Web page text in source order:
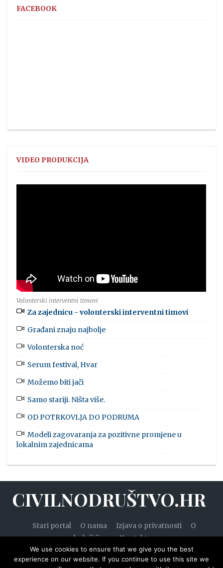
FACEBOOK
VIDEO PRODUKCIJA
Volonterski interventni timovi
Za zajednicu - volonterski interventni timovi
Građani znaju najbolje
Volonterska noć
Serum festival, Hvar
Možemo biti jači
Samo stariji. Ništa više.
OD POTRKOVLJA DO PODRUMA
Modeli zagovaranja za pozitivne promjene u
lokalnim zajednicama
CIVILNODRUŠTVO.HR
Stari portal O nama Izjava o privatnosti
O
kolačićima
Kontakt
We use cookies to ensure that we give you the best
experience on our website. If you continue to use this site we